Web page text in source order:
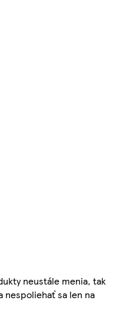
neustále menia, tak
nespoliehať sa len na